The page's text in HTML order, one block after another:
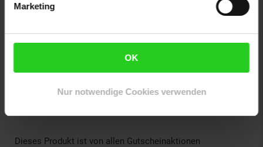
Marketing
OK
Nur notwendige Cookies verwenden
Artikel gehört zur Kategorie:
Gefahrenhinweis
Dieses Produkt ist von allen Gutscheinaktionen